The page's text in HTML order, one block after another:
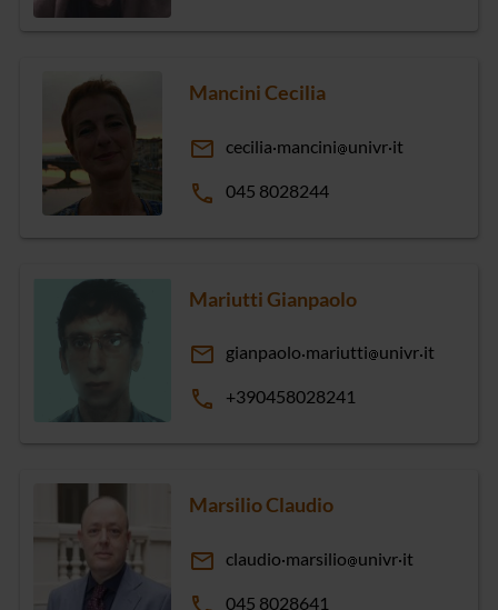
Mancini Cecilia
email cecilia mancini univr it
phone 045 8028244
Mariutti Gianpaolo
email gianpaolo mariutti univr it
phone +390458028241
Marsilio Claudio
email claudio marsilio univr it
045 8028641